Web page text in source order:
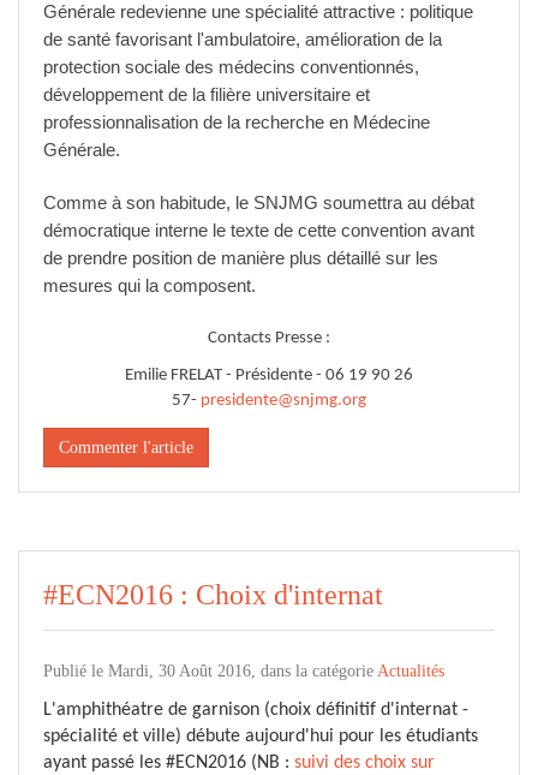
Générale redevienne une spécialité attractive : politique
de santé favorisant l'ambulatoire, amélioration de la
protection sociale des médecins conventionnés,
développement de la filière universitaire et
professionnalisation de la recherche en Médecine
Générale.
Comme à son habitude, le SNJMG soumettra au débat
démocratique interne le texte de cette convention avant
de prendre position de manière plus détaillé sur les
mesures qui la composent.
Contacts Presse :
Emilie FRELAT - Présidente - 06 19 90 26
57- presidente@snjmg.org
Commenter l'article
#ECN2016 : Choix d'internat
Publié le Mardi, 30 Août 2016, dans la catégorie Actualités
L'amphithéatre de garnison (choix définitif d'internat -
spécialité et ville) débute aujourd'hui pour les étudiants
ayant passé les #ECN2016 (NB : suivi des choix sur